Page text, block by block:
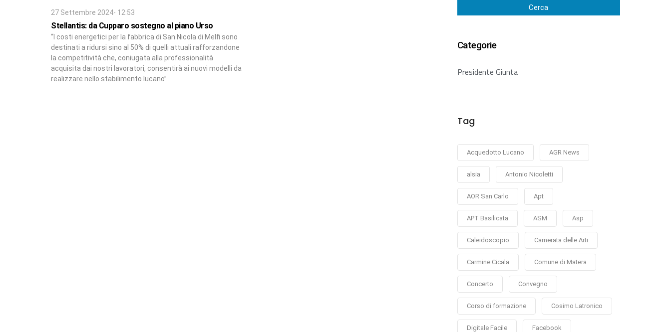
27 Settembre 2024- 12:53
Stellantis: da Cupparo sostegno al piano Urso
“I costi energetici per la fabbrica di San Nicola di Melfi sono
destinati a ridursi sino al 50% di quelli attuali rafforzandone
la competitività che, coniugata alla professionalità
acquisita dai nostri lavoratori, consentirà ai nuovi modelli da
realizzare nello stabilimento lucano”
Cerca
Categorie
Presidente Giunta
Tag
Acquedotto Lucano AGR News
alsia Antonio Nicoletti
AOR San Carlo Apt
APT Basilicata ASM Asp
Caleidoscopio Camerata delle Arti
Carmine Cicala Comune di Matera
Concerto Convegno
Corso di formazione Cosimo Latronico
Digitale Facile Facebook